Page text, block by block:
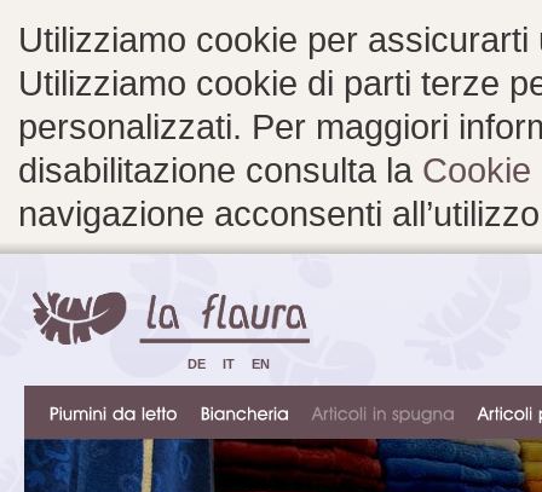
Utilizziamo cookie per
Utilizziamo cookie di parti terze
personalizzati. Per maggiori
disabilitazione consulta la Cookie
navigazione acconsenti
DE IT EN